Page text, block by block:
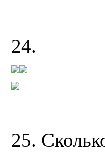
24.
25.